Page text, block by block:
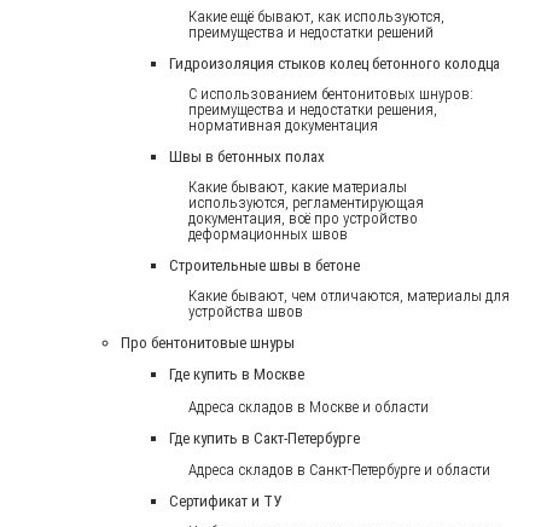
Какие ещё бывают, как используются,
преимущества и недостатки решений
Гидроизоляция стыков колец бетонного колодца
С использованием бентонитовых шнуров:
преимущества и недостатки решения,
нормативная документация
Швы в бетонных полах
Какие бывают, какие материалы
используются, регламентирующая
документация, всё про устройство
деформационных швов
Строительные швы в бетоне
Какие бывают, чем отличаются, материалы для
устройства швов
Про бентонитовые шнуры
Где купить в Москве
Адреса складов в Москве и области
Где купить в Сакт-Петербурге
Адреса складов в Санкт-Петербурге и области
Сертификат и ТУ